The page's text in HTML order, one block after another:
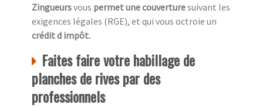
Zingueursvous permet une couverturesuivant les
exigences légales (RGE), et qui vous octroie un
crédit d impôt.
Faites faire votre habillage de
planches de rives par des
professionnels